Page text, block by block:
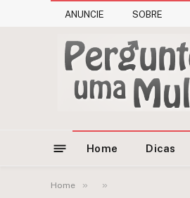
ANUNCIE SOBRE
Home Dicas
Home » »